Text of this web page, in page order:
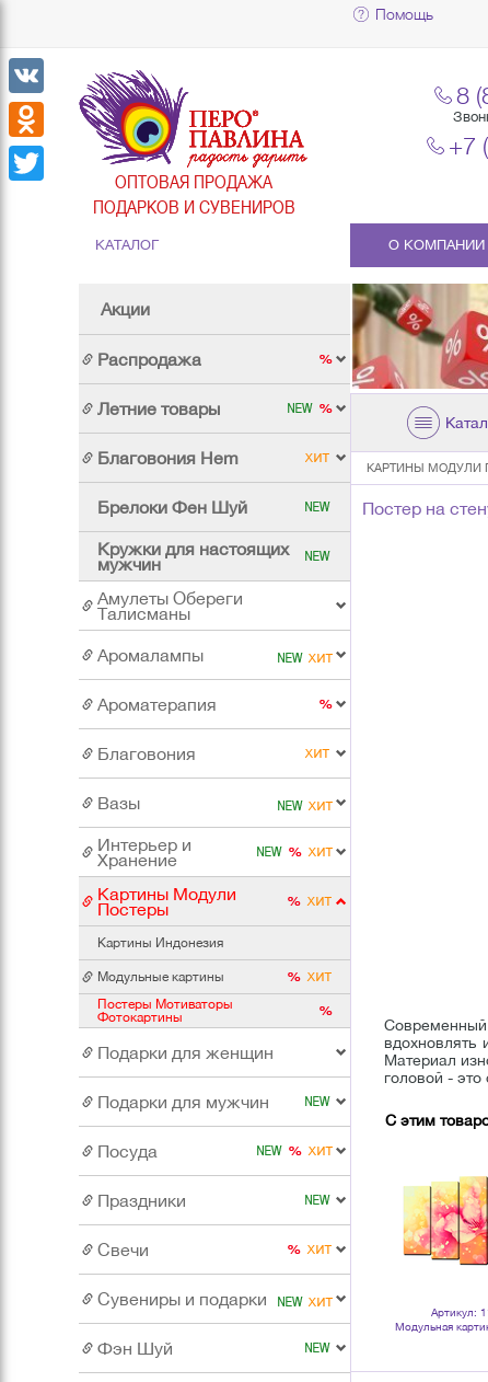
Помощь
ОПТОВАЯ ПРОДАЖА
ПОДАРКОВ И СУВЕНИРОВ
8
+7
КАТАЛОГ
Акции
Распродажа
Летние товары
Благовония Hem
Брелоки Фен Шуй
Кружки для настоящих
мужчин
Амулеты Обереги
Талисманы
Аромалампы
Ароматерапия
Благовония
Вазы
Интерьер и
Хранение
Картины Модули
Постеры
Картины Индонезия
Модульные картины
Постеры Мотиваторы
Фотокартины
Подарки для женщин
Подарки для мужчин
Посуда
Праздники
Свечи
Сувениры и подарки
Фэн Шуй
О КОМПАНИИ
КАРТИНЫ МОДУЛИ
Постер на
Материал
головой -
С этим
Артикул:
Модульная
VK
Odnoklassniki